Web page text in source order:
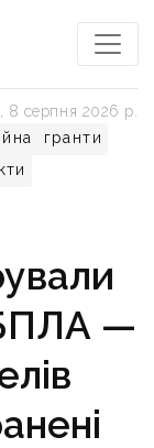
гранти
8 серпня 2026 р.
—